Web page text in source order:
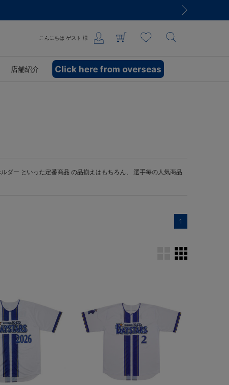
こんにちは ゲスト 様
店舗紹介 Click here from overseas
ダー といった定番商品 の品揃えはもちろん、 選手毎の人気商品
1